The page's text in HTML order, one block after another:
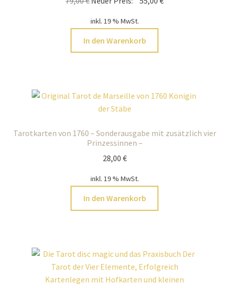
war:
79,00 €
inkl. 19 % MwSt.
In den Warenkorb
Tarotkarten von 1760 – Sonderausgabe mit zusätzlich vier
Prinzessinnen –
28,00 €
inkl. 19 % MwSt.
In den Warenkorb